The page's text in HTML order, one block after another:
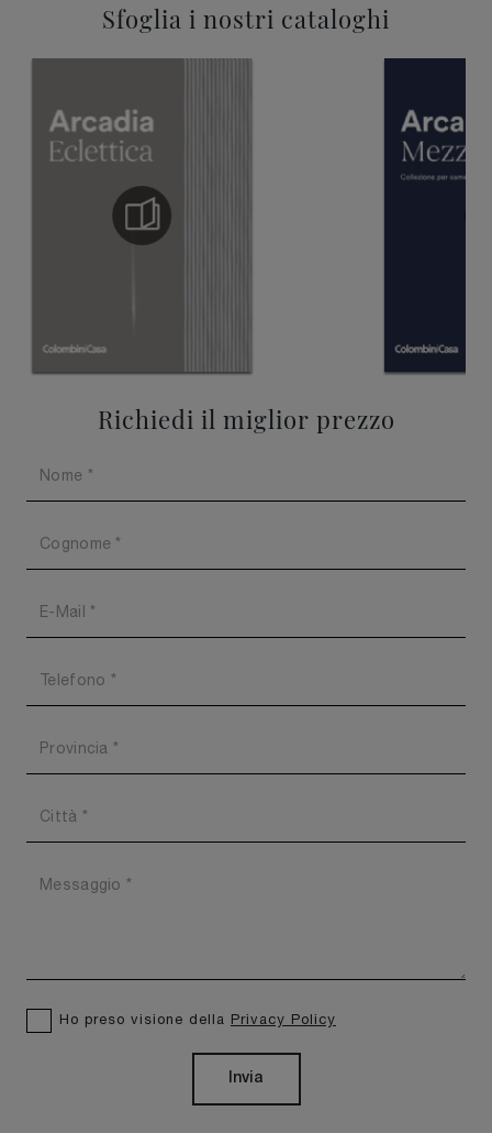
Sfoglia i nostri cataloghi
Richiedi il miglior prezzo
Ho preso visione della Privacy Policy
Invia